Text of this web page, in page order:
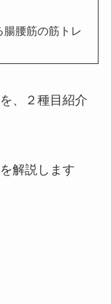
腸腰筋の筋トレ
、２種目紹介
解説します